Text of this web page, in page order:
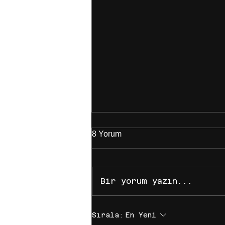
İçerik Üreticileri Neden Bir
8 Yorum
Bir yorum yazın...
Sırala: En Yeni